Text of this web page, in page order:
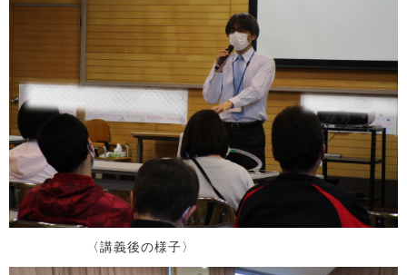
〈講義後の様子〉